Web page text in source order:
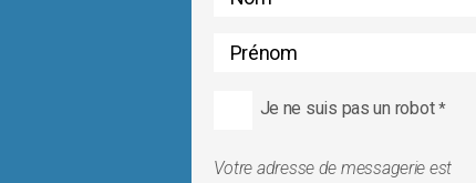
Je ne suis pas un robot*
Votre adresse de messagerie est